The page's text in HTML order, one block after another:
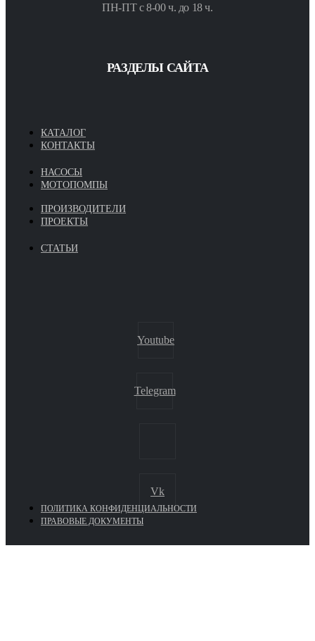
ПН-ПТ с 8-00 ч. до 18 ч.
РАЗДЕЛЫ САЙТА
КАТАЛОГ
КОНТАКТЫ
НАСОСЫ
МОТОПОМПЫ
ПРОИЗВОДИТЕЛИ
ПРОЕКТЫ
СТАТЬИ
Youtube
Telegram
Vk
ПОЛИТИКА КОНФИДЕНЦИАЛЬНОСТИ
ПРАВОВЫЕ ДОКУМЕНТЫ